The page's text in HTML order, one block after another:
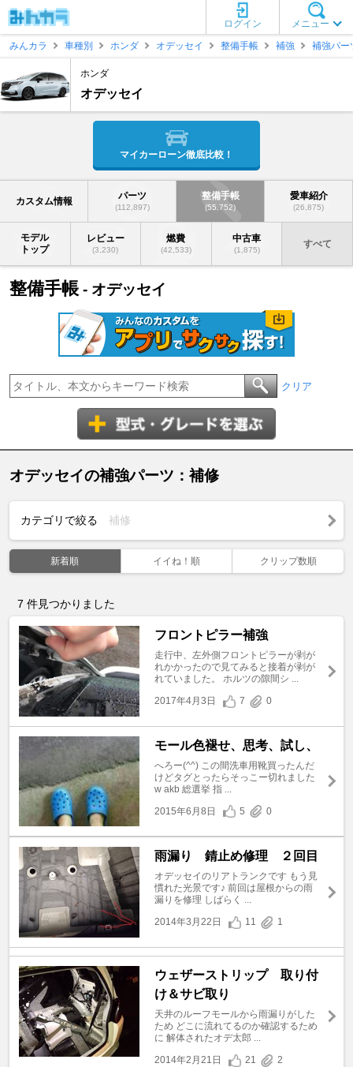
メニュー
ログイン
みんカラ
車種別 ホンダ オデッセイ 整備手帳 補強 補強パー
ホンダ
オデッセイ
マイカーローン徹底比較！
カスタム情報 パーツ
(112,897)
整備手帳
(55,752)
愛車紹介
(26,875)
モデル
トップ
レビュー
(3,230)
燃費
(42,533)
中古車
(1,875)
すべて
整備手帳 - オデッセイ
クリア
オデッセイの補強パーツ：補修
カテゴリで絞る 補修
新着順 イイね！順 クリップ数順
7 件見つかりました
フロントピラー補強
走行中、左外側フロントピラーが剥が
れかかったので見てみると接着が剥が
れていました。 ホルツの隙間シ ...
2017年4月3日
7 0
モール色褪せ、思考、試し、
へろー(^^) この間洗車用靴買ったんだ
けどタグとったらそっこー切れました
w akb 総選挙 指 ...
2015年6月8日
5 0
雨漏り 錆止め修理 ２回目
オデッセイのリアトランクです もう見
慣れた光景です♪ 前回は屋根からの雨
漏りを修理 しばらく ...
2014年3月22日
11 1
ウェザーストリップ 取り付
け＆サビ取り
天井のルーフモールから雨漏りがした
ため どこに流れてるのか確認するため
に 解体されたオデ太郎 ...
2014年2月21日
21 2